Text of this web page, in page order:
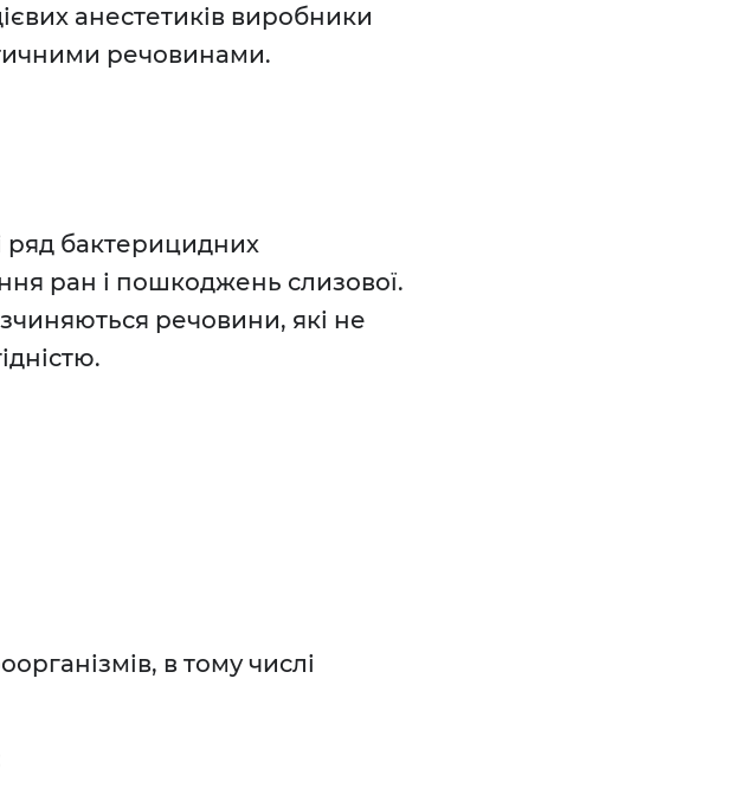
анестетиків виробники
речовинами.
ряд бактерицидних
ран і пошкоджень слизової.
речовини, які не
в тому числі